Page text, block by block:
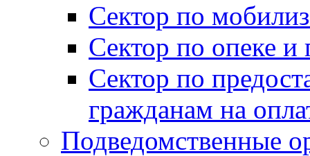
Сектор по
Сектор по опеке и
Сектор по
гражданам на
Подведомственные